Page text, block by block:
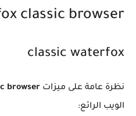
classic browser
classic waterfox
نظرة عامة على ميزات browser
الويب الرائع: